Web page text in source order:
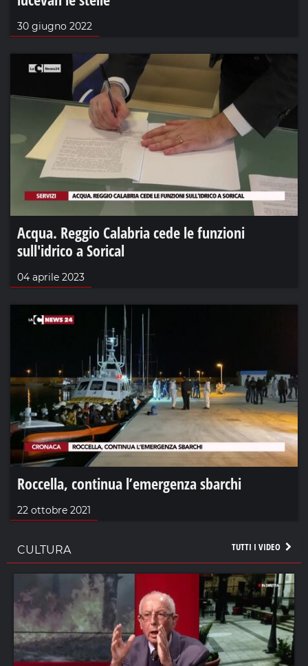
30 giugno 2022
Acqua. Reggio Calabria cede le funzioni
sull'idrico a Sorical
04 aprile 2023
Roccella, continua l’emergenza sbarchi
22 ottobre 2021
TUTTI I VIDEO
CULTURA